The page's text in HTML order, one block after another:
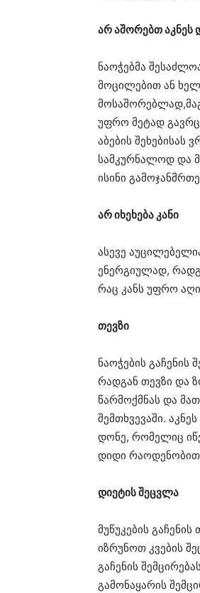
არ აშორებთ
ნაოჭებმა
მოცილებით ან
უფრო მეტად
აბების შეხებისას
სამკურნალოდ და
ისინი
არ იხეხება კანი
ასევე
ენერგიულად,
რაც კანს უფრო
თევზი
ნაოჭების
რადგან თევზი და
წარმოქმნას და
შემთხვევაში.
დონე, რომელიც
დიდი რაოდენობით
დიეტის შეცვლა
მუწუკების
იზრუნოთ კვების
გაჩენის
გამონაყარის